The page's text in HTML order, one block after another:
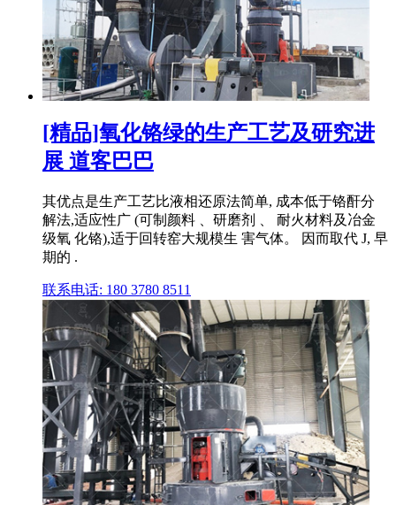
[精品]氧化铬绿的生产工艺及研究进
展 道客巴巴
其优点是生产工艺比液相还原法简单, 成本低于铬酐分
解法,适应性广 (可制颜料 、研磨剂 、 耐火材料及冶金
级氧 化铬),适于回转窑大规模生 害气体。 因而取代 J, 早
期的 .
联系电话: 180 3780 8511